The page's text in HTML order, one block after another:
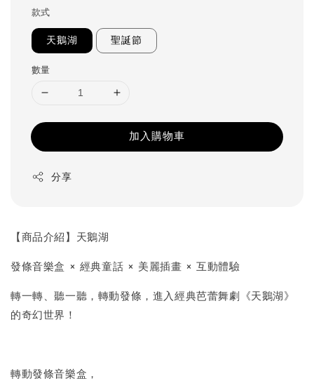
款式
天鵝湖 聖誕節
數量
加入購物車
分享
【商品介紹】天鵝湖
發條音樂盒 × 經典童話 × 美麗插畫 × 互動體驗
轉一轉、聽一聽，轉動發條，進入經典芭蕾舞劇《天鵝湖》
的奇幻世界！
轉動發條音樂盒，